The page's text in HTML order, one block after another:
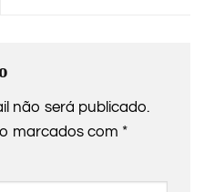
não será publicado.
marcados com *